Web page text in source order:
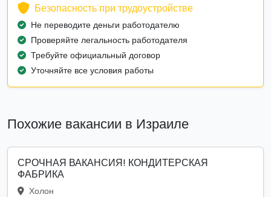
Безопасность при трудоустройстве
Не переводите деньги работодателю
Проверяйте легальность работодателя
Требуйте официальный договор
Уточняйте все условия работы
Похожие вакансии в Израиле
СРОЧНАЯ ВАКАНСИЯ! КОНДИТЕРСКАЯ
ФАБРИКА
Холон